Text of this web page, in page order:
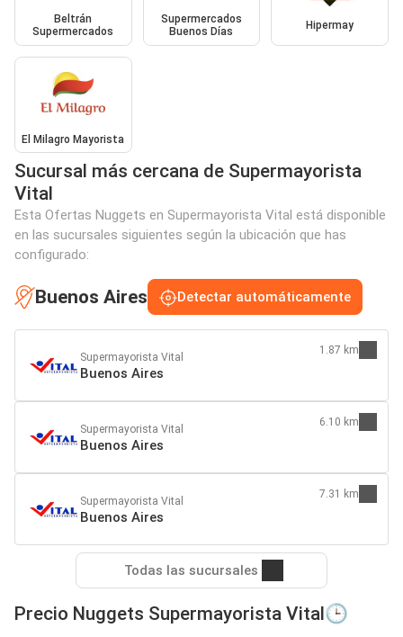
Beltrán
Supermercados
Supermercados
Buenos Días
Hipermay
El Milagro Mayorista
Sucursal más cercana de Supermayorista
Vital
Esta Ofertas Nuggets en Supermayorista Vital está disponible
en las sucursales siguientes según la ubicación que has
configurado:
Buenos Aires Detectar automáticamente
Supermayorista Vital
Buenos Aires
1.87 km
Supermayorista Vital
Buenos Aires
6.10 km
Supermayorista Vital
Buenos Aires
7.31 km
Todas las sucursales
Precio Nuggets Supermayorista Vital🕒